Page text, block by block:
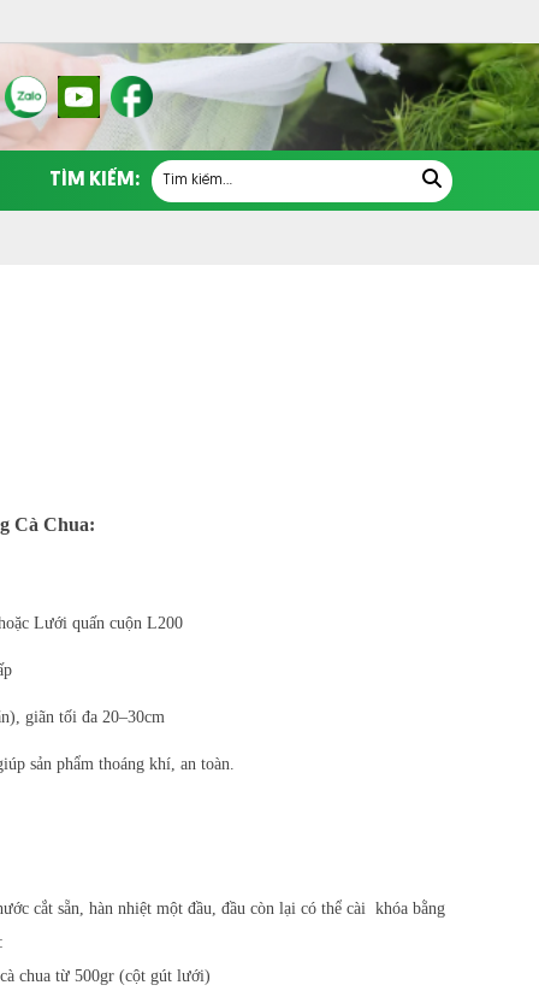
TÌM KIẾM:
Cà Chua:
Lưới quấn cuộn L200
giãn tối đa 20–30cm
sản phẩm thoáng khí, an toàn.
cắt sẵn, hàn nhiệt một đầu, đầu còn lại có thể cài khóa bằng
chua từ 500gr (cột gút lưới)